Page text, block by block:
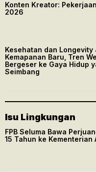
Konten Kreator:
2026
Kesehatan dan Longevity
Kemapanan Baru, Tren
Bergeser ke Gaya Hidup
Seimbang
Isu Lingkungan
FPB Seluma Bawa
15 Tahun ke Kementerian